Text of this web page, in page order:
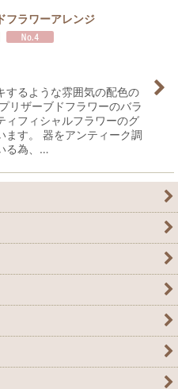
込む
フラワーアレンジ
するような雰囲気の配色の
リザーブドフラワーのバラ
ィフィシャルフラワーのグ
ます。 器をアンティーク調
る為、…